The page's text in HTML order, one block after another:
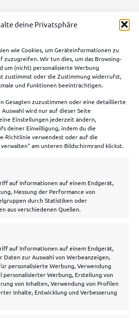
deine Privatsphäre
wie Cookies, um Geräteinformationen zu
zuzugreifen. Wir tun dies, um das Browsing-
um (nicht) personalisierte Werbung
zustimmst oder die Zustimmung widerrufst,
und Funktionen beeinträchtigen.
Gesagten zuzustimmen oder eine detaillierte
wird nur auf dieser Seite
Einstellungen jederzeit ändern,
deiner Einwilligung, indem du die
Richtlinie verwendest oder auf die
am unteren Bildschirmrand klickst.
auf Informationen auf einem Endgerät,
Messung der Performance von
durch Statistiken oder
aus verschiedenen Quellen.
auf Informationen auf einem Endgerät,
zur Auswahl von Werbeanzeigen,
personalisierte Werbung, Verwendung
personalisierter Werbung, Erstellung von
von Inhalten, Verwendung von Profilen
Inhalte, Entwicklung und Verbesserung